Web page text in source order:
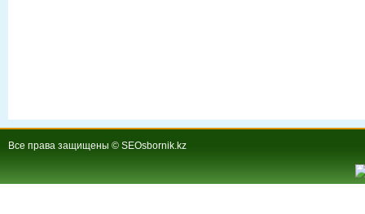
Все права защищены © SEOsbornik.kz